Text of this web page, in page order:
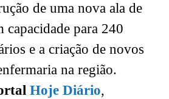
de uma nova ala de
capacidade para 240
e a criação de novos
na região.
Hoje Diário,